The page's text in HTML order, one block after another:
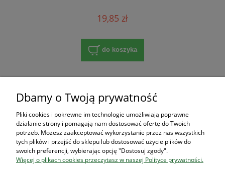
19,85 zł
do koszyka
Zakupy
Pomoc
Dbamy o Twoją prywatność
Pliki cookies i pokrewne im technologie umożliwiają poprawne
działanie strony i pomagają nam dostosować ofertę do Twoich
potrzeb. Możesz zaakceptować wykorzystanie przez nas wszystkich
tych plików i przejść do sklepu lub dostosować użycie plików do
swoich preferencji, wybierając opcję "Dostosuj zgody".
Więcej o plikach cookies przeczytasz w naszej Polityce prywatności.